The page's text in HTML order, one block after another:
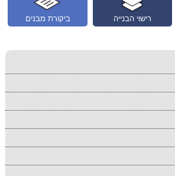
ביקורת מבנים רישוי הבנייה